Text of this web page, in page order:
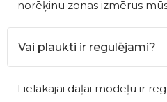
norēķinu zonas izmērus
Vai plaukti ir regulējami?
Lielākajai daļai modeļu ir